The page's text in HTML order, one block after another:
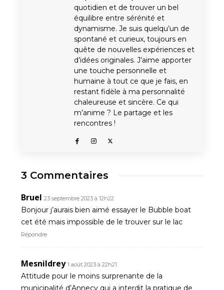
quotidien et de trouver un bel
équilibre entre sérénité et
dynamisme. Je suis quelqu’un de
spontané et curieux, toujours en
quête de nouvelles expériences et
d’idées originales. J’aime apporter
une touche personnelle et
humaine à tout ce que je fais, en
restant fidèle à ma personnalité
chaleureuse et sincère. Ce qui
m’anime ? Le partage et les
rencontres !
3 Commentaires
Bruel 23 septembre 2023 à 12h22
Bonjour j’aurais bien aimé essayer le Bubble boat
cet été mais impossible de le trouver sur le lac
Répondre
Mesnildrey 1 août 2023 à 22h21
Attitude pour le moins surprenante de la
municipalité d’Annecy qui a interdit la pratique de